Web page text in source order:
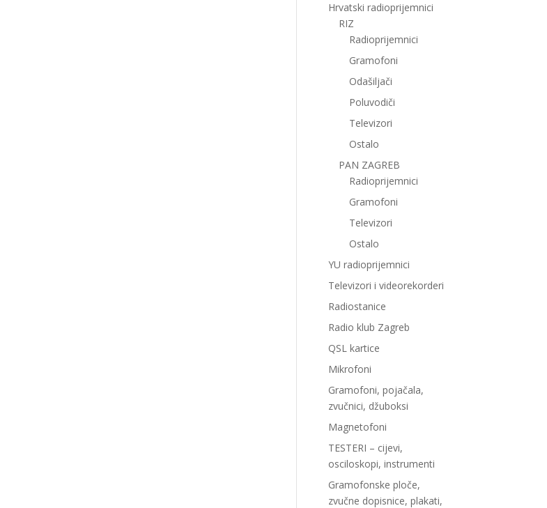
Hrvatski radioprijemnici
RIZ
Radioprijemnici
Gramofoni
Odašiljači
Poluvodiči
Televizori
Ostalo
PAN ZAGREB
Radioprijemnici
Gramofoni
Televizori
Ostalo
YU radioprijemnici
Televizori i videorekorderi
Radiostanice
Radio klub Zagreb
QSL kartice
Mikrofoni
Gramofoni, pojačala,
zvučnici, džuboksi
Magnetofoni
TESTERI – cijevi,
osciloskopi, instrumenti
Gramofonske ploče,
zvučne dopisnice, plakati,